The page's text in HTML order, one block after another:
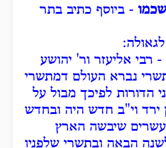
- ביוסף כתיב בתר
- רבי אליעזר ור' יהושע
נברא העולם דמתשרי
הדורות לפיכך מבול על
וי"ב חדש היה ובחדש
שיבשה הארץ
הבאה ובתשרי שלפניו